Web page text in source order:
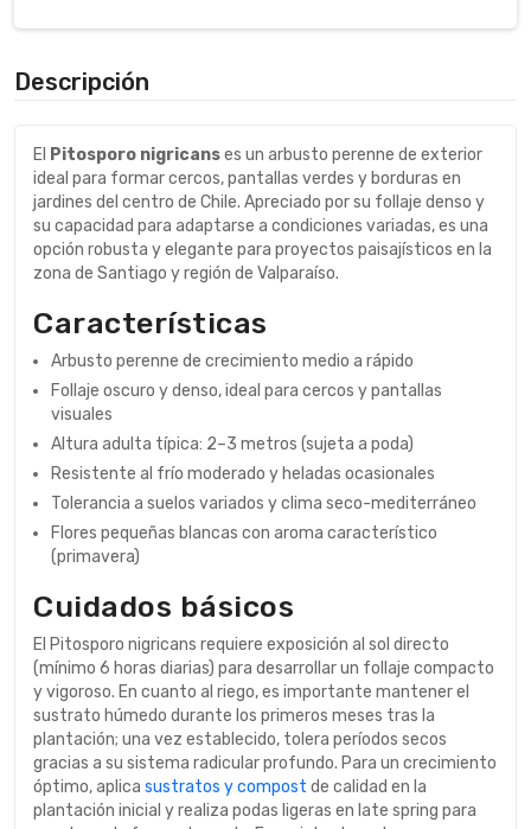
Descripción
El Pitosporo nigricanses un arbusto perenne de exterior
ideal para formar cercos, pantallas verdes y borduras en
jardines del centro de Chile. Apreciado por su follaje denso y
su capacidad para adaptarse a condiciones variadas, es una
opción robusta y elegante para proyectos paisajísticos en la
zona de Santiago y región de Valparaíso.
Características
Arbusto perenne de crecimiento medio a rápido
Follaje oscuro y denso, ideal para cercos y pantallas
visuales
Altura adulta típica: 2–3 metros (sujeta a poda)
Resistente al frío moderado y heladas ocasionales
Tolerancia a suelos variados y clima seco-mediterráneo
Flores pequeñas blancas con aroma característico
(primavera)
Cuidados básicos
El Pitosporo nigricans requiere exposición al sol directo
(mínimo 6 horas diarias) para desarrollar un follaje compacto
y vigoroso. En cuanto al riego, es importante mantener el
sustrato húmedo durante los primeros meses tras la
plantación; una vez establecido, tolera períodos secos
gracias a su sistema radicular profundo. Para un crecimiento
óptimo, aplica sustratos y compost de calidad en la
plantación inicial y realiza podas ligeras en late spring para